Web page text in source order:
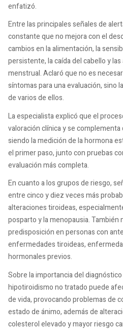
enfatizó.
Entre las principales señales de
constante que no mejora con el
cambios en la alimentación, la
persistente, la caída del cabello y
menstrual. Aclaró que no es
síntomas para una evaluación, sino
de varios de ellos.
La especialista explicó que el
valoración clínica y se
siendo la medición de la hormona
el primer paso, junto con pruebas
evaluación más completa.
En cuanto a los grupos de riesgo,
entre cinco y diez veces más
alteraciones tiroideas,
posparto y la menopausia. También
predisposición en personas con
enfermedades tiroideas,
hormonales previos.
Sobre la importancia del
hipotiroidismo no tratado puede
de vida, provocando problemas de
estado de ánimo, además de
colesterol elevado y mayor riesgo